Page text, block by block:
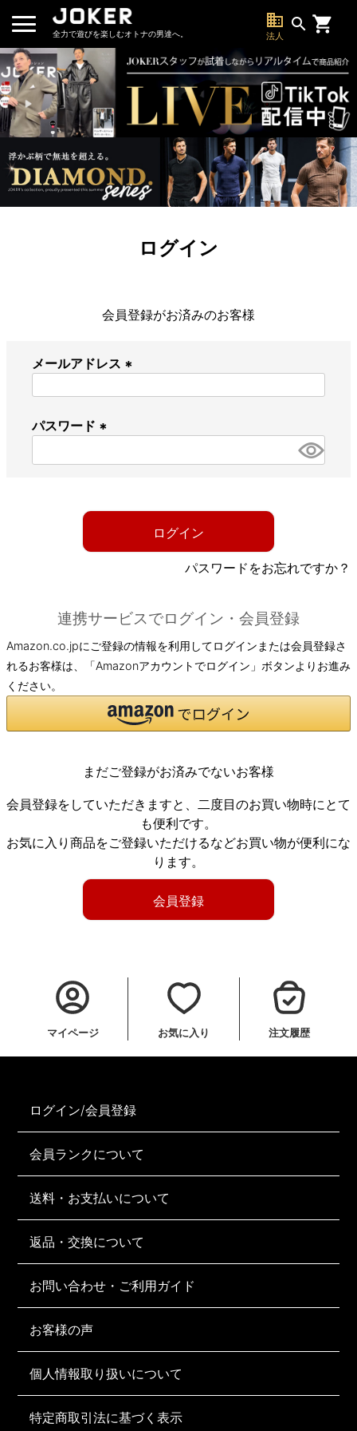
全力で遊びを楽しむオトナの男達へ。
business
法人
search
ログイン
会員登録がお済みのお客様
メールアドレス
パスワード
必
ログイン
パスワードをお忘れですか？
連携サービスでログイン・会員登録
Amazon.co.jpにご登録の情報を利用してログインまたは会員登録さ
れるお客様は、「Amazonアカウントでログイン」ボタンよりお進み
ください。
まだご登録がお済みでないお客様
会員登録をしていただきますと、二度目のお買い物時にとて
も便利です。
お気に入り商品をご登録いただけるなどお買い物が便利にな
ります。
会員登録
マイページ お気に入り 注文履歴
ログイン/会員登録
会員ランクについて
送料・お支払いについて
返品・交換について
お問い合わせ・ご利用ガイド
お客様の声
個人情報取り扱いについて
特定商取引法に基づく表示